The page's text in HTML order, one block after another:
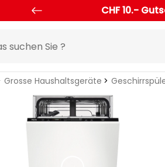
CHF 10.-
Grosse Haushaltsgeräte